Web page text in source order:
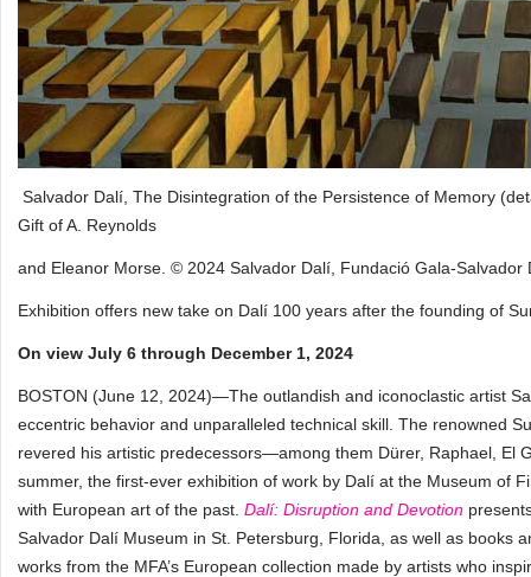
Salvador Dalí, The Disintegration of the Persistence of Memory
Gift of A. Reynolds
and Eleanor Morse. © 2024 Salvador Dalí, Fundació Gala-Salvador
Exhibition offers new take on Dalí 100 years after the founding of
On view July 6 through December 1, 2024
BOSTON (June 12, 2024)—The outlandish and iconoclastic artist
eccentric behavior and unparalleled technical skill. The renowned
revered his artistic predecessors—among them Dürer, Raphael, El
summer, the first-ever exhibition of work by Dalí at the Museum of
with European art of the past. Dalí: Disruption and Devotion
Salvador Dalí Museum in St. Petersburg, Florida, as well as books
works from the MFA’s European collection made by artists who